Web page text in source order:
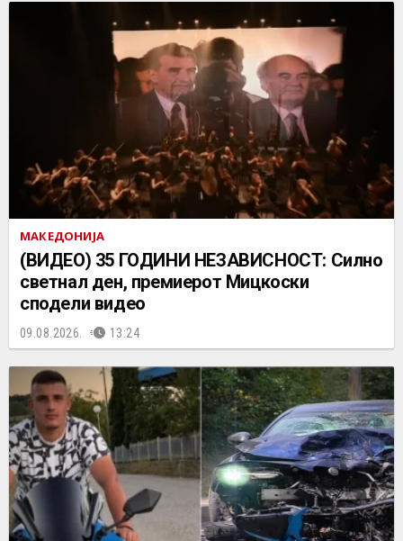
МАКЕДОНИЈА
(ВИДЕО) 35 ГОДИНИ НЕЗАВИСНОСТ: Силно
светнал ден, премиерот Мицкоски
сподели видео
09.08.2026. 13:24